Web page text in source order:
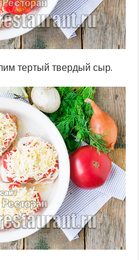
тертый твердый сыр.